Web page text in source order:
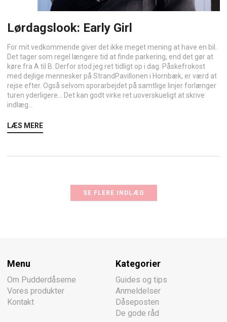
Lørdagslook: Early Girl
For mit vedkommende giver det ikke meget mening at have en bil.
Det tager som regel længere tid at finde parkering, end det gør at
køre fra A til B. Derfor stod jeg ret tidligt op i dag. Påskefrokost
med dejlige mennesker på StrandPavillonen i Hornbæk, er værd at
rejse efter. Også selvom sporarbejdet på samtlige linjer forlænger
turen yderligere… Det kan godt virke ret uoverskueligt at skrive
indlæg...
LÆS MERE
SE FLERE INDLÆG
Menu
Om Pudderdåserne
Vores produkter
Kontakt
Kategorier
Guides og tips
Anmeldelser
Dåseposten
De gode råd